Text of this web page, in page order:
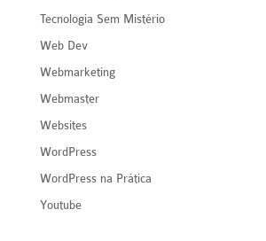
Tecnologia Sem Mistério
Web Dev
Webmarketing
Webmaster
Websites
WordPress
WordPress na Prática
Youtube